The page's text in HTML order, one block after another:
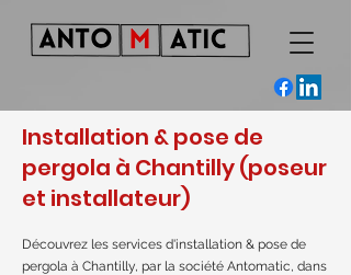
Installation & pose de
pergola à Chantilly (poseur
et installateur)
Découvrez les services d'installation & pose de
pergola à Chantilly, par la société Antomatic, dans